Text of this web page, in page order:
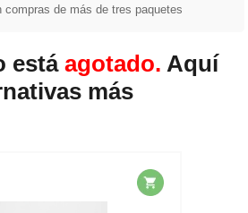
compras de más de tres paquetes
estáagotado. Aquí
más